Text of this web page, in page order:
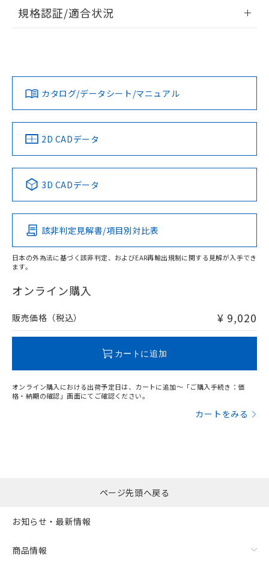
EU RoHS 注意事項・凡例
対応済み
中国 RoHS 注意事項・凡例
Pb Hg Cd Cr(VI)
O
在庫等で未対応品が混在する可能性があります。
問い合わせください。
規格認証/適合状況
LR型式承認
（イギリス
船舶規格）
DNV型式承認
（ノルウェー
BV型式承認
（フランス
KR型式
（韓国
Yes No No No
この製品の規格認証/適合状況ページへ
その他の認証はこちらのページからご検索ください
カタログ/データシート/マニュアル
2D CADデータ
3D CADデータ
該非判定見解書/項目別対比表
日本の外為法に基づく該非判定、およびEAR再輸出規制に関する見解が入手でき
ます。
オンライン購入
販売価格（税込） ¥ 9,020
カートに追加
オンライン購入における出荷予定日は、カートに追加～「ご購入手続き：価
格・納期の確認」画面にてご確認ください。
カートをみる
物質の対応では、対応完了までの期間は出
荷製品に未対応品が混在することから備考
ページ先頭へ戻る
お知らせ・最新情報
商品情報